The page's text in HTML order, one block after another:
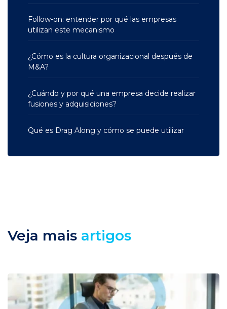
Follow-on: entender por qué las empresas
utilizan este mecanismo
¿Cómo es la cultura organizacional después de
M&A?
¿Cuándo y por qué una empresa decide realizar
fusiones y adquisiciones?
Qué es Drag Along y cómo se puede utilizar
Veja mais artigos